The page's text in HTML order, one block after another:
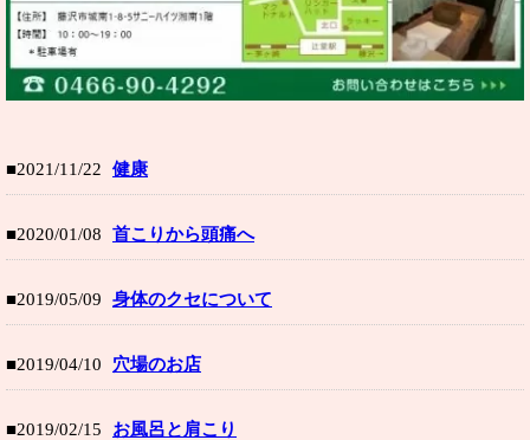
■2021/11/22 健康
■2020/01/08 首こりから頭痛へ
■2019/05/09 身体のクセについて
■2019/04/10 穴場のお店
■2019/02/15 お風呂と肩こり